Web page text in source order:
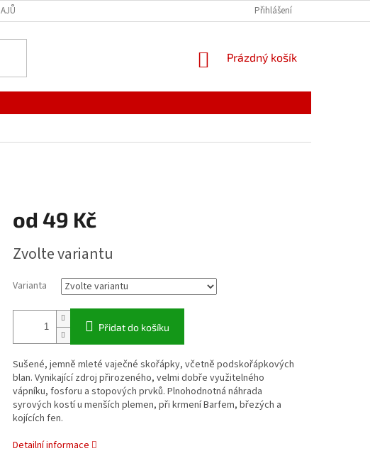
Přihlášení
NÁKUPNÍ
Prázdný košík
od 49 Kč
cena:
Zvolte variantu
Varianta
Přidat do košíku
Sušené, jemně mleté vaječné skořápky, včetně podskořápkových
blan. Vynikající zdroj přirozeného, velmi dobře využitelného
vápníku, fosforu a stopových prvků. Plnohodnotná náhrada
syrových kostí u menších plemen, při krmení Barfem, březých a
kojících fen.
Detailní informace